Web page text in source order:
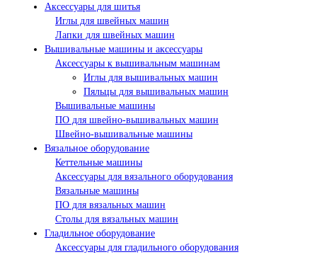
Аксессуары для шитья
Иглы для швейных машин
Лапки для швейных машин
Вышивальные машины и аксессуары
Аксессуары к вышивальным машинам
Иглы для вышивальных машин
Пяльцы для вышивальных машин
Вышивальные машины
ПО для швейно-вышивальных машин
Швейно-вышивальные машины
Вязальное оборудование
Кеттельные машины
Аксессуары для вязального оборудования
Вязальные машины
ПО для вязальных машин
Столы для вязальных машин
Гладильное оборудование
Аксессуары для гладильного оборудования